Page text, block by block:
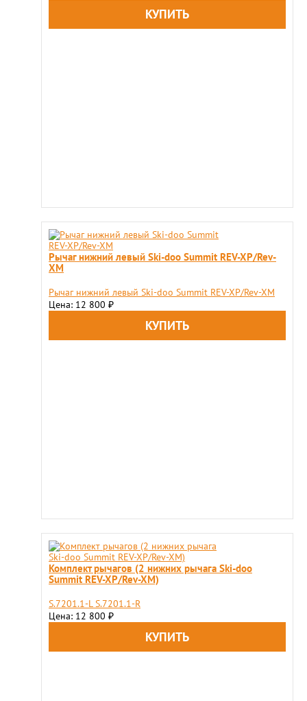
Рычаг нижний левый Ski-doo Summit REV-XP/Rev-
XM
Рычаг нижний левый Ski-doo Summit REV-XP/Rev-XM
Цена: 12 800 ₽
Комплект рычагов (2 нижних рычага Ski-doo
Summit REV-XP/Rev-XM)
S.7201.1-L S.7201.1-R
Цена: 12 800 ₽